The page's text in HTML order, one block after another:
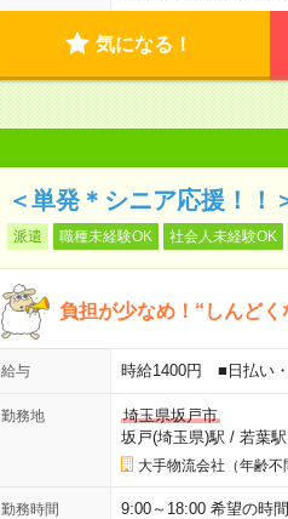
気になる！
＜単発＊シニア応援！！
派遣 職種未経験OK 社会人未経験OK
負担が少なめ！“しんどく
給与 時給1400円 ■日払い
勤務地
埼玉県坂戸市
坂戸(埼玉県)駅 / 若葉駅
大手物流会社（年齢不
勤務時間
9:00～18:00 希望の時